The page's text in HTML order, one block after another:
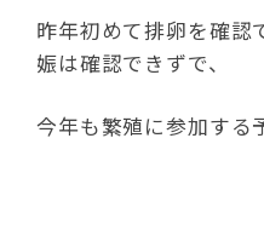
昨年初めて排卵を確認
娠は確認できずで、
今年も繁殖に参加する